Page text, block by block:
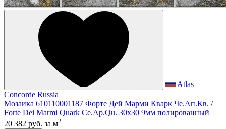
Atlas
Concorde Russia
Мозаика 610110001187 Форте Дей Марми Кварк Че.Ап.Кв. /
Forte Dei Marmi Quark Ce.Ap.Qu. 30x30 9мм полированный
20 382 руб. за м2